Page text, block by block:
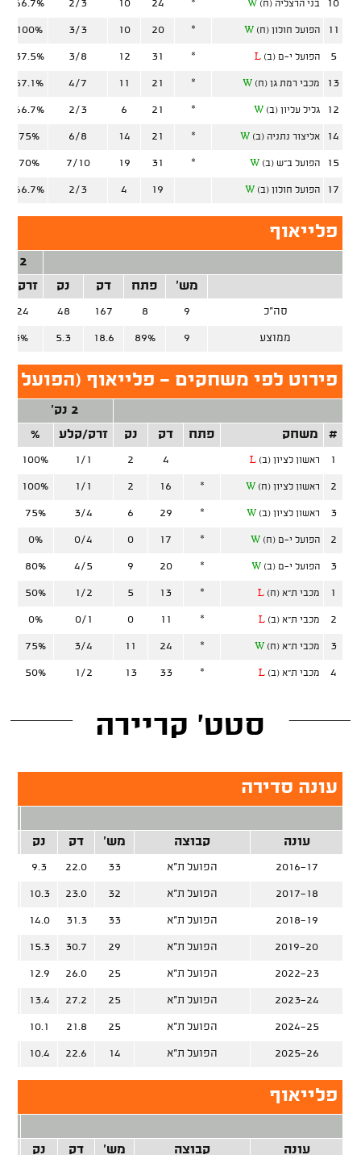
10 בני הרצליה (ח) W
*
24
10
2/3
66.7%
11 הפועל חולון (ח) W
*
20
10
3/3
100%
5 הפועל י-ם (ב) L
*
31
12
3/8
37.5%
13 מכבי רמת גן (ח) W
*
21
11
4/7
57.1%
12 גליל עליון (ב) W
*
21
6
2/3
66.7%
14 אליצור נתניה (ב) W
*
21
14
6/8
75%
15 הפועל ב"ש (ב) W
*
31
19
7/10
70%
17 הפועל חולון (ב) W
19
4
2/3
66.7%
פלייאוף
2 נק'
מש'
פתח דק נק זרק/
סה"כ 9
8
167
48
24
ממוצע 9
89%
18.6
5.3
פירוט לפי משחקים - פלייאוף (הפועל
2 נק'
#
משחק פתח דק נק זרק/קלע %
1 ראשון לציון (ב) L
4
2
1/1
100%
2 ראשון לציון (ח) W
*
16
2
1/1
100%
3 ראשון לציון (ב) W
*
29
6
3/4
75%
2 הפועל י-ם (ח) W
*
17
0
0/4
0%
3 הפועל י-ם (ב) W
*
20
9
4/5
80%
1 מכבי ת"א (ח) L
*
13
5
1/2
50%
2 מכבי ת"א (ב) L
*
11
0
0/1
0%
3 מכבי ת"א (ח) W
*
24
11
3/4
75%
4 מכבי ת"א (ב) L
*
33
13
1/2
50%
סטט' קריירה
עונה סדירה
עונה
קבוצה מש' דק נק
2016-17 הפועל ת"א 33
22.0
9.3
2017-18 הפועל ת"א 32
23.0
10.3
2018-19 הפועל ת"א 33
31.3
14.0
2019-20 הפועל ת"א 29
30.7
15.3
2022-23 הפועל ת"א 25
26.0
12.9
2023-24 הפועל ת"א 25
27.2
13.4
2024-25 הפועל ת"א 25
21.8
10.1
2025-26 הפועל ת"א 14
22.6
10.4
פלייאוף
עונה
קבוצה מש' דק נק